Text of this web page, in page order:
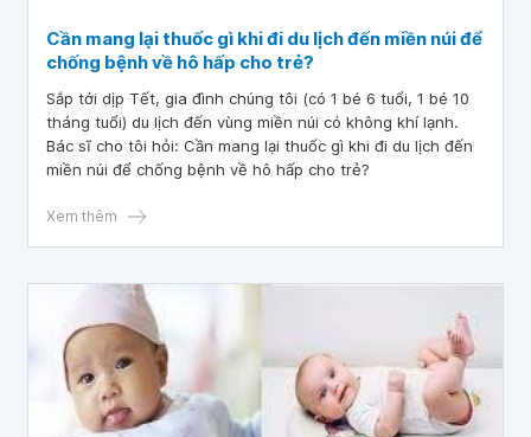
Cần mang lại thuốc gì khi đi du lịch đến miền núi để
chống bệnh về hô hấp cho trẻ?
Sắp tới dịp Tết, gia đình chúng tôi (có 1 bé 6 tuổi, 1 bé 10
tháng tuổi) du lịch đến vùng miền núi có không khí lạnh.
Bác sĩ cho tôi hỏi: Cần mang lại thuốc gì khi đi du lịch đến
miền núi để chống bệnh về hô hấp cho trẻ?
Xem thêm